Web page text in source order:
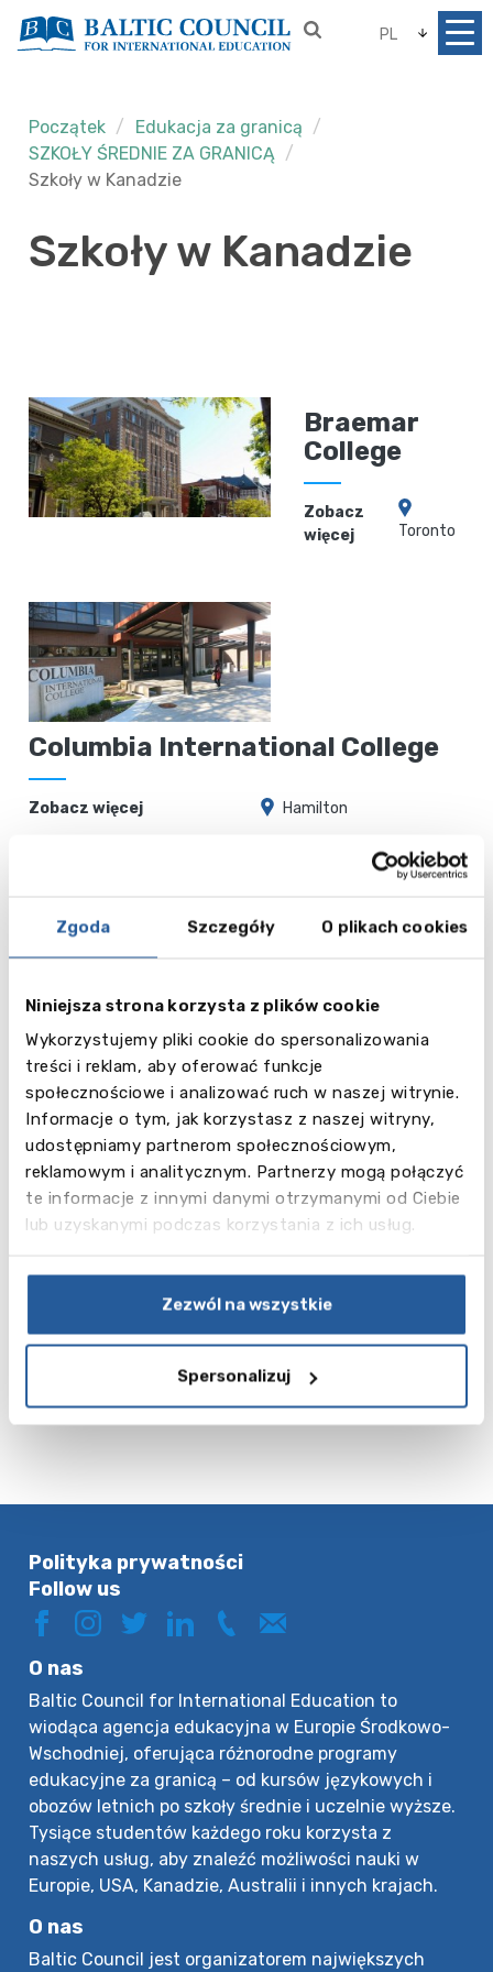
Zgoda Szczegóły O plikach cookies
Niniejsza strona korzysta z plików cookie
Wykorzystujemy pliki cookie do spersonalizowania
treści i reklam, aby oferować funkcje
społecznościowe i analizować ruch w naszej witrynie.
Informacje o tym, jak korzystasz z naszej witryny,
udostępniamy partnerom społecznościowym,
reklamowym i analitycznym. Partnerzy mogą połączyć
te informacje z innymi danymi otrzymanymi od Ciebie
lub uzyskanymi podczas korzystania z ich usług.
Zezwól na wszystkie
Spersonalizuj
PL
Początek
Edukacja za granicą
SZKOŁY ŚREDNIE ZA GRANICĄ
Szkoły w Kanadzie
Szkoły w Kanadzie
Braemar
College
Zobacz
więcej
Toronto
Columbia International College
Zobacz więcej Hamilton
High School
więcej
Szkolnictwo średnie i programy
kanadyjskich szkołach
publicznych
Polityka prywatności
Follow us
O nas
Baltic Council for International Education to
wiodąca agencja edukacyjna w Europie Środkowo-
Wschodniej, oferująca różnorodne programy
edukacyjne za granicą – od kursów językowych i
obozów letnich po szkoły średnie i uczelnie wyższe.
Tysiące studentów każdego roku korzysta z
naszych usług, aby znaleźć możliwości nauki w
Europie, USA, Kanadzie, Australii i innych krajach.
O nas
Baltic Council jest organizatorem największych